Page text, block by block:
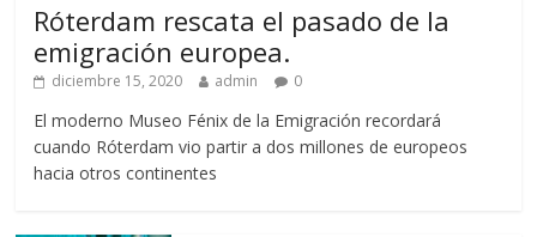
Róterdam rescata el pasado de la
emigración europea.
diciembre 15, 2020 admin 0
El moderno Museo Fénix de la Emigración recordará
cuando Róterdam vio partir a dos millones de europeos
hacia otros continentes